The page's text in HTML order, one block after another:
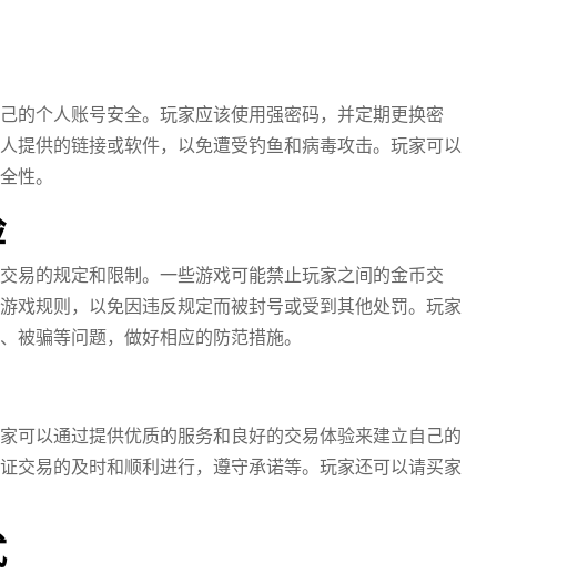
的个人账号安全。玩家应该使用强密码，并定期更换密
提供的链接或软件，以免遭受钓鱼和病毒攻击。玩家可以
性。
易的规定和限制。一些游戏可能禁止玩家之间的金币交
戏规则，以免因违反规定而被封号或受到其他处罚。玩家
被骗等问题，做好相应的防范措施。
可以通过提供优质的服务和良好的交易体验来建立自己的
交易的及时和顺利进行，遵守承诺等。玩家还可以请买家